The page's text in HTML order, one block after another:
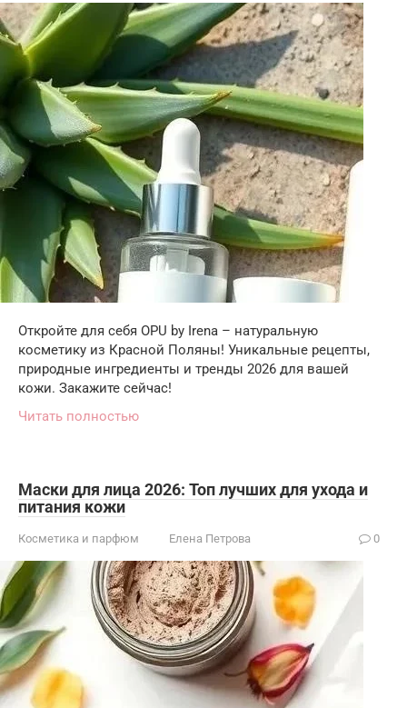
Откройте для себя OPU by Irena – натуральную
косметику из Красной Поляны! Уникальные рецепты,
природные ингредиенты и тренды 2026 для вашей
кожи. Закажите сейчас!
Читать полностью
Маски для лица 2026: Топ лучших для ухода и
питания кожи
Косметика и парфюм Елена Петрова 0